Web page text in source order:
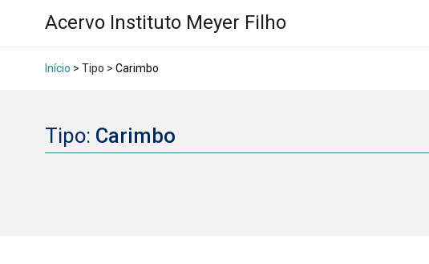
Acervo Instituto Meyer Filho
Início > Tipo > Carimbo
Tipo: Carimbo